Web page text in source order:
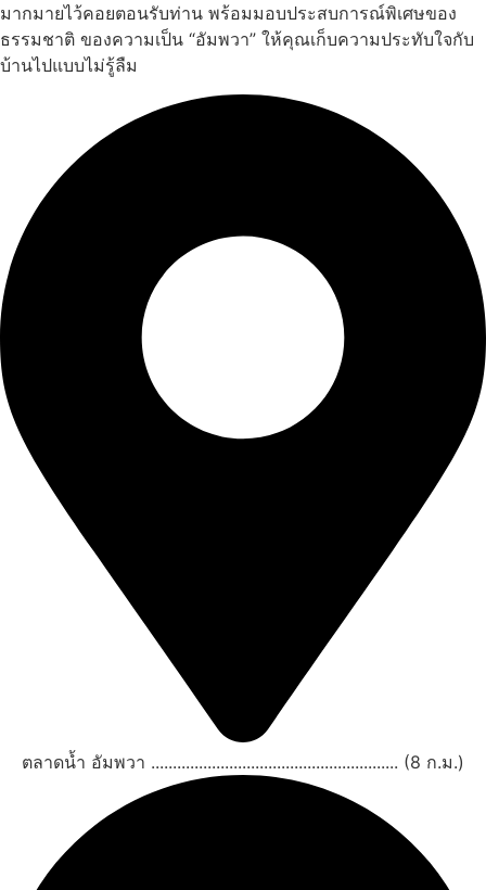
มากมายไว้คอยตอนรับท่าน พร้อมมอบประสบการณ์พิเศษของ
ธรรมชาติ ของความเป็น “อัมพวา” ให้คุณเก็บความประทับใจกับ
บ้านไปแบบไม่รู้ลืม
ตลาดน้ำ อัมพวา ......................................................... (8 ก.ม.)